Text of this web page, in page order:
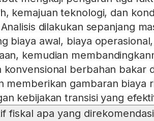
kemajuan teknologi, dan
dilakukan sepanjang
biaya awal, biaya
kemudian
konvensional berbahan bakar
memberikan gambaran biaya
kebijakan transisi yang
fiskal apa yang